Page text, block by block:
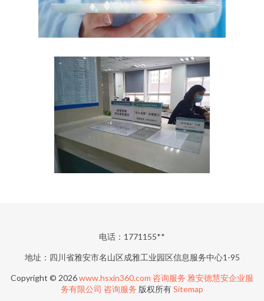
电话：1771155**
地址：四川省雅安市名山区成雅工业园区信息服务中心1-95
Copyright © 2026www.hsxin360.com 咨询服务 雅安德慧安企业服
务有限公司 咨询服务 版权所有Sitemap